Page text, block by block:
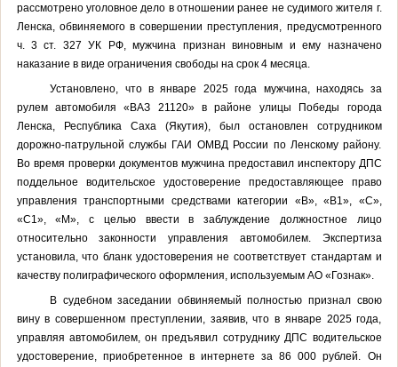
рассмотрено уголовное дело в отношении ранее не судимого жителя г.
Ленска, обвиняемого в совершении преступления, предусмотренного
ч. 3 ст. 327 УК РФ, мужчина признан виновным и ему назначено
наказание в виде ограничения свободы на срок 4 месяца.
Установлено, что в январе 2025 года мужчина, находясь за
рулем автомобиля «ВАЗ 21120» в районе улицы Победы города
Ленска, Республика Саха (Якутия), был остановлен сотрудником
дорожно-патрульной службы ГАИ ОМВД России по Ленскому району.
Во время проверки документов мужчина предоставил инспектору ДПС
поддельное водительское удостоверение предоставляющее право
управления транспортными средствами категории «В», «В1», «С»,
«С1», «M», с целью ввести в заблуждение должностное лицо
относительно законности управления автомобилем. Экспертиза
установила, что бланк удостоверения не соответствует стандартам и
качеству полиграфического оформления, используемым АО «Гознак».
В судебном заседании обвиняемый полностью признал свою
вину в совершенном преступлении, заявив, что в январе 2025 года,
управляя автомобилем, он предъявил сотруднику ДПС водительское
удостоверение, приобретенное в интернете за 86 000 рублей. Он